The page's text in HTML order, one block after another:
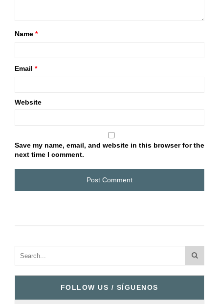
Name *
Email *
Website
Save my name, email, and website in this browser for the
next time I comment.
FOLLOW US / SÍGUENOS